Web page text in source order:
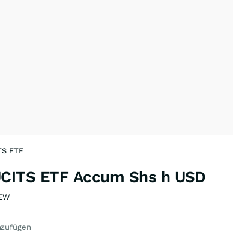
ETF
ETF Accum Shs h USD